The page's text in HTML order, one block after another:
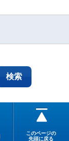
このページの
先頭に戻る